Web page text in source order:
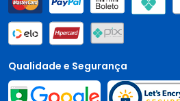
Qualidade e Segurança